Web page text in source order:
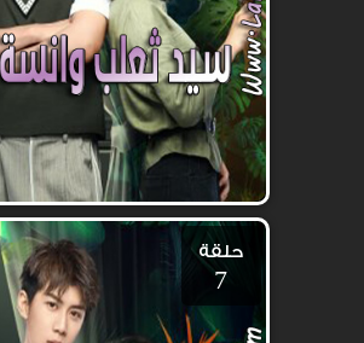
حلقة
7